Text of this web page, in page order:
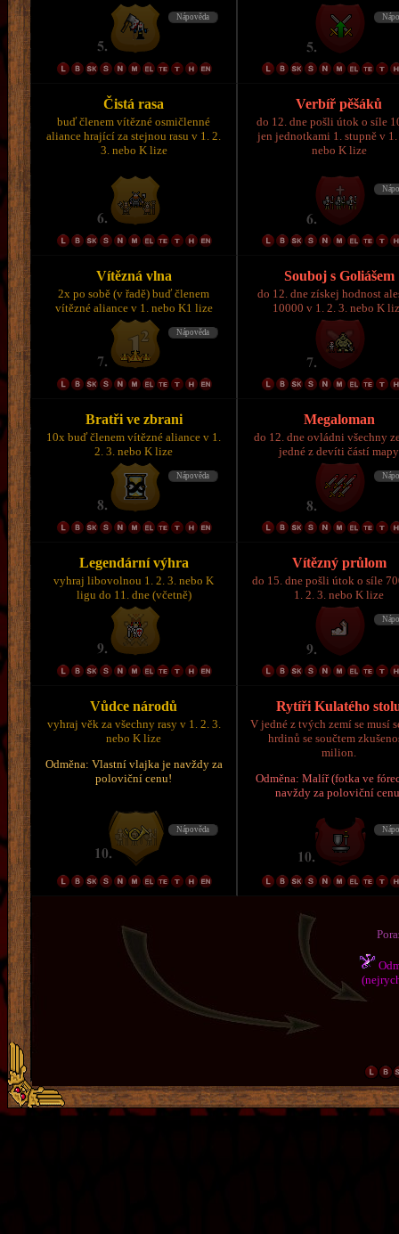
Čistá rasa
buď členem vítězné osmičlenné
aliance hrající za stejnou rasu v 1. 2.
3. nebo K lize
Verbíř pěšáků
do 12. dne pošli útok o síle
jen jednotkami 1. stupně v 1.
nebo K lize
Vítězná vlna
2x po sobě (v řadě) buď členem
vítězné aliance v 1. nebo K1 lize
Souboj s Goliášem
do 12. dne získej hodnost
10000 v 1. 2. 3. nebo K
Bratři ve zbrani
10x buď členem vítězné aliance v 1.
2. 3. nebo K lize
Megaloman
do 12. dne ovládni všechny
jedné z devíti částí mapy
Legendární výhra
vyhraj libovolnou 1. 2. 3. nebo K
ligu do 11. dne (včetně)
Vítězný průlom
do 15. dne pošli útok o síle
1. 2. 3. nebo K lize
Vůdce národů
vyhraj věk za všechny rasy v 1. 2. 3.
nebo K lize
Odměna: Vlastní vlajka je navždy za
poloviční cenu!
Rytíři Kulatého
V jedné z tvých zemí se musí
hrdinů se součtem
milion.
Odměna: Malíř (fotka ve
navždy za poloviční